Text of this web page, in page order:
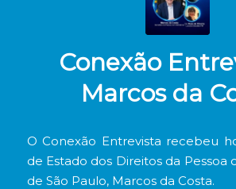
Conexão
Marcos da
O Conexão Entrevista recebeu
de Estado dos Direitos da Pessoa
de São Paulo, Marcos da Costa.